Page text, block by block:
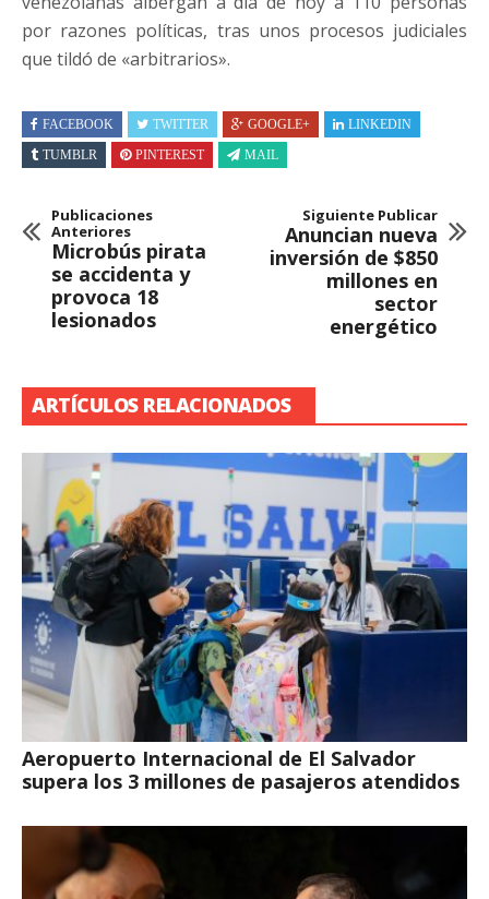
por razones políticas, tras unos procesos judiciales
que tildó de «arbitrarios».
FACEBOOK TWITTER GOOGLE+
LINKEDIN
TUMBLR
PINTEREST MAIL
Publicaciones
Anteriores
Microbús pirata
se accidenta y
provoca 18
lesionados
Siguiente Publicar
Anuncian nueva
inversión de $850
millones en
sector
energético
ARTÍCULOS RELACIONADOS
Aeropuerto Internacional de El Salvador
supera los 3 millones de pasajeros atendidos